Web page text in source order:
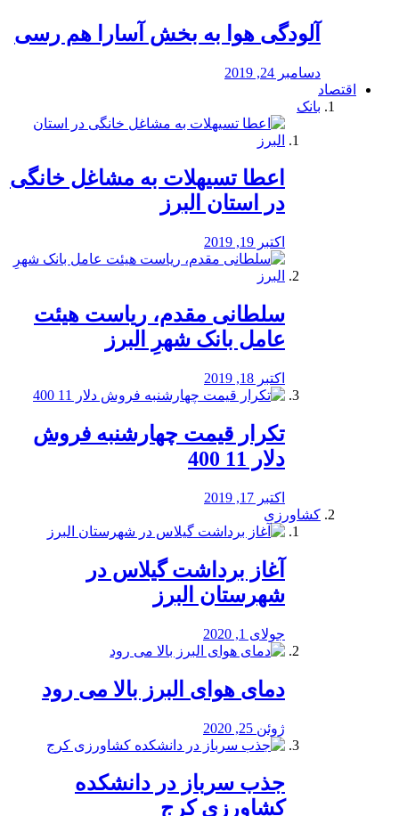
آلودگی هوا به بخش آسارا هم رسی
دسامبر 24, 2019
اقتصاد
بانک
️اعطا تسیهلات به مشاغل خانگی
در استان البرز
اکتبر 19, 2019
سلطانی مقدم، ریاست هیئت
عامل بانک شهرِ البرز
اکتبر 18, 2019
تکرار قیمت چهارشنبه فروش
دلار 11 400
اکتبر 17, 2019
کشاورزی
آغاز برداشت گیلاس در
شهرستان البرز
جولای 1, 2020
دمای هوای البرز بالا می رود
ژوئن 25, 2020
جذب سرباز در دانشکده
کشاورزی کرج